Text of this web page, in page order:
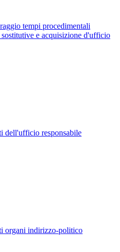
tempi procedimentali
e acquisizione d'ufficio
dell'ufficio responsabile
organi indirizzo-politico